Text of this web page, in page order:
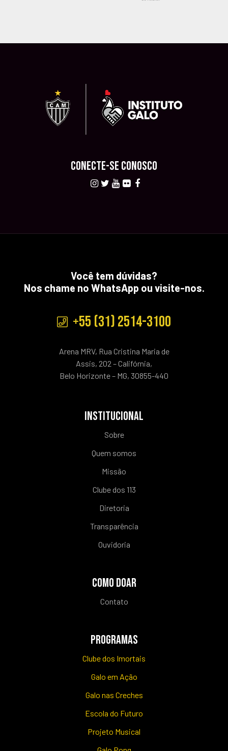
CONECTE-SE CONOSCO
Você tem dúvidas?
Nos chame no WhatsApp ou visite-nos.
+55 (31) 2514-3100
Arena MRV, Rua Cristina Maria de
Assis, 202 – Califórnia,
Belo Horizonte – MG, 30855-440
INSTITUCIONAL
Sobre
Quem somos
Missão
Clube dos 113
Diretoria
Transparência
Ouvidoria
COMO DOAR
Contato
PROGRAMAS
Clube dos Imortais
Galo em Ação
Galo nas Creches
Escola do Futuro
Projeto Musical